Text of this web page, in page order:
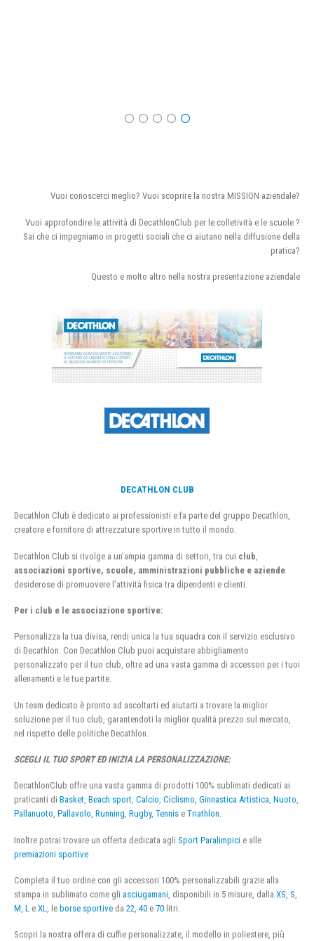
Vuoi conoscerci meglio? Vuoi scoprire la nostra MISSION aziendale?
Vuoi approfondire le attività di DecathlonClub per le colletività e le scuole ?
Sai che ci impegniamo in progetti sociali che ci aiutano nella diffusione della
pratica?
Questo e molto altro nella nostra presentazione aziendale
DECATHLON CLUB
Decathlon Club è dedicato ai professionisti e fa parte del gruppo Decathlon,
creatore e fornitore di attrezzature sportive in tutto il mondo.
Decathlon Club si rivolge a un’ampia gamma di settori, tra cui club
associazioni sportive, scuole, amministrazioni pubbliche e aziende
desiderose di promuovere l’attività fisica tra dipendenti e clienti.
Per i club e le associazione sportive:
Personalizza la tua divisa, rendi unica la tua squadra con il servizio esclusivo
di Decathlon. Con Decathlon Club puoi acquistare abbigliamento
personalizzato per il tuo club, oltre ad una vasta gamma di accessori per i tuoi
allenamenti e le tue partite.
Un team dedicato è pronto ad ascoltarti ed aiutarti a trovare la miglior
soluzione per il tuo club, garantendoti la miglior qualità prezzo sul mercato,
nel rispetto delle politiche Decathlon.
SCEGLI IL TUO SPORT ED INIZIA LA PERSONALIZZAZIONE:
DecathlonClub offre una vasta gamma di prodotti 100% sublimati dedicati ai
praticanti di Basket, Beach sport, Calcio, Ciclismo, Ginnastica Artistica, Nuoto,
Pallanuoto, Pallavolo, Running, Rugby, Tennis e Triathlon.
Inoltre potrai trovare un offerta dedicata agli Sport Paralimpici e alle
premiazioni sportive
Completa il tuo ordine con gli accessori 100% personalizzabili grazie alla
stampa in sublimato come gli asciugamani , disponibili in 5 misure, dalla XS S
M L e XL , le borse sportive da 22 40 e 70 litri.
Scopri la nostra offera di cuffie personalizzate, il modello in poliestere, più